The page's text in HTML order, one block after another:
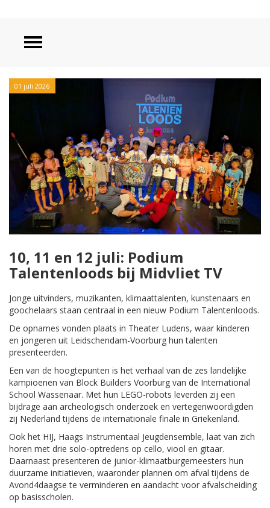
01 juli 2026
10, 11 en 12 juli: Podium
Talentenloods bij Midvliet TV
Jonge uitvinders, muzikanten, klimaattalenten, kunstenaars en
goochelaars staan centraal in een nieuw Podium Talentenloods.
De opnames vonden plaats in Theater Ludens, waar kinderen
en jongeren uit Leidschendam-Voorburg hun talenten
presenteerden.
Een van de hoogtepunten is het verhaal van de zes landelijke
kampioenen van Block Builders Voorburg van de International
School Wassenaar. Met hun LEGO-robots leverden zij een
bijdrage aan archeologisch onderzoek en vertegenwoordigden
zij Nederland tijdens de internationale finale in Griekenland.
Ook het HIJ, Haags Instrumentaal Jeugdensemble, laat van zich
horen met drie solo-optredens op cello, viool en gitaar.
Daarnaast presenteren de junior-klimaatburgemeesters hun
duurzame initiatieven, waaronder plannen om afval tijdens de
Avond4daagse te verminderen en aandacht voor afvalscheiding
op basisscholen.